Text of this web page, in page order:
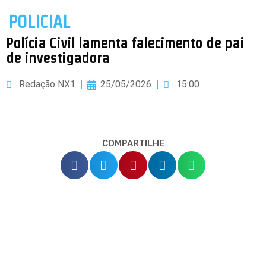
POLICIAL
Polícia Civil lamenta falecimento de pai
de investigadora
Redação NX1 25/05/2026 15:00
COMPARTILHE